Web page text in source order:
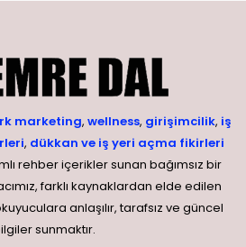
marketing, wellness, girişimcilik, iş
, dükkan ve iş yeri açma fikirleri
rehber içerikler sunan bağımsız bir
farklı kaynaklardan elde edilen
anlaşılır, tarafsız ve güncel
sunmaktır.